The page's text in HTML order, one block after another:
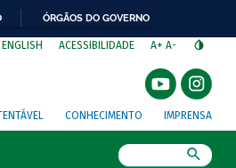
ÓRGÃOS DO GOVERNO
ENGLISH ACESSIBILIDADE A+ A-
CONHECIMENTO IMPRENSA